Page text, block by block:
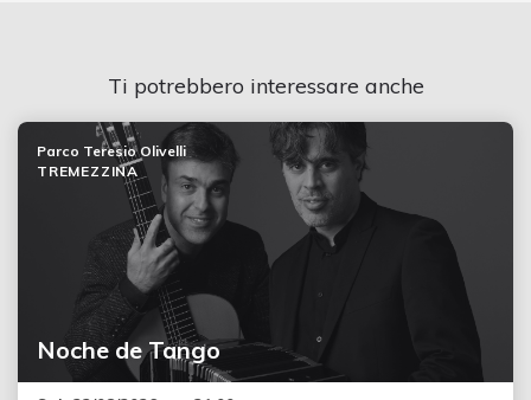
Ti potrebbero interessare anche
Noche de Tango
Parco Teresio Olivelli
TREMEZZINA